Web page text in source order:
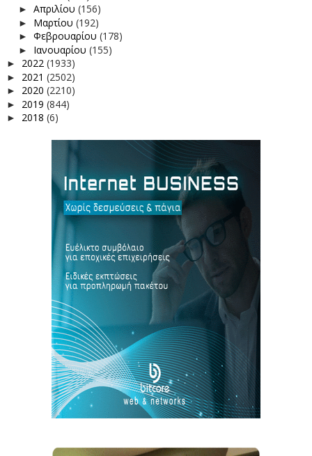
► Απριλίου (156)
► Μαρτίου (192)
► Φεβρουαρίου (178)
► Ιανουαρίου (155)
► 2022 (1933)
► 2021 (2502)
► 2020 (2210)
► 2019 (844)
► 2018 (6)